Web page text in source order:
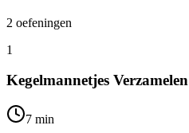
2 oefeningen
1
Kegelmannetjes Verzamelen
7 min